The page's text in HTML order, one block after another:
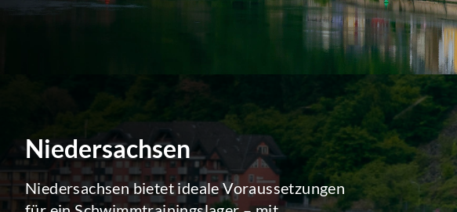
Niedersachsen
Niedersachsen bietet ideale Voraussetzungen